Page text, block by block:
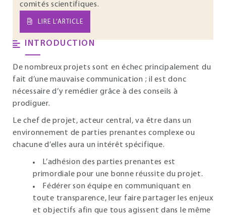
comités scientifiques.
LIRE L’ARTICLE
INTRODUCTION
De nombreux projets sont en échec principalement du
fait d’une mauvaise communication ; il est donc
nécessaire d’y remédier grâce à des conseils à
prodiguer.
Le chef de projet, acteur central, va être dans un
environnement de parties prenantes complexe ou
chacune d’elles aura un intérêt spécifique.
L’adhésion des parties prenantes est
primordiale pour une bonne réussite du projet.
Fédérer son équipe en communiquant en
toute transparence, leur faire partager les enjeux
et objectifs afin que tous agissent dans le même